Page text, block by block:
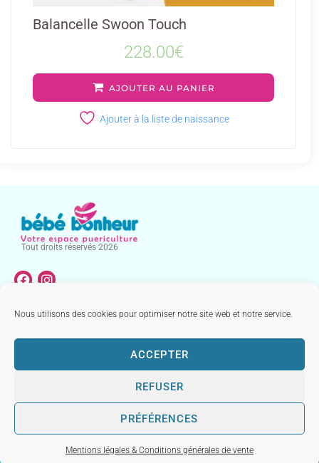
Nous utilisons des cookies pour optimiser notre site web et notre service.
ACCEPTER
REFUSER
PRÉFÉRENCES
Mentions légales & Conditions générales de vente
Balancelle Swoon Touch
228.00€
AJOUTER AU PANIER
Ajouter à la liste de naissance
Tout droits réservés 2026
MENTIONS LÉGALES & CONDITIONS GÉNÉRALES DE VENTE
Réalisé par